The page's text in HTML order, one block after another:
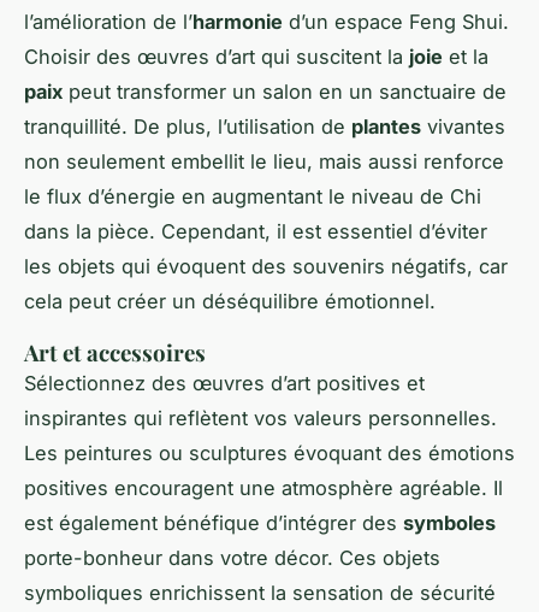
l’amélioration de l’harmonie d’un espace Feng Shui.
Choisir des œuvres d’art qui suscitent la joie et la
paix peut transformer un salon en un sanctuaire de
tranquillité. De plus, l’utilisation de plantes vivantes
non seulement embellit le lieu, mais aussi renforce
le flux d’énergie en augmentant le niveau de Chi
dans la pièce. Cependant, il est essentiel d’éviter
les objets qui évoquent des souvenirs négatifs, car
cela peut créer un déséquilibre émotionnel.
Art et accessoires
Sélectionnez des œuvres d’art positives et
inspirantes qui reflètent vos valeurs personnelles.
Les peintures ou sculptures évoquant des émotions
positives encouragent une atmosphère agréable. Il
est également bénéfique d’intégrer des symboles
porte-bonheur dans votre décor. Ces objets
symboliques enrichissent la sensation de sécurité